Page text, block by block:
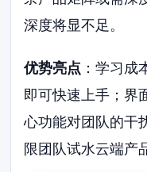
深度将显不足。
优势亮点 ：学习
即可快速上手；界
心功能对团队的干
限团队试水云端产